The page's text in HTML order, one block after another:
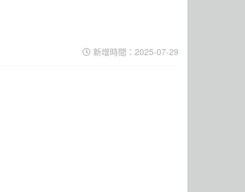
新增時間：2025-07-29